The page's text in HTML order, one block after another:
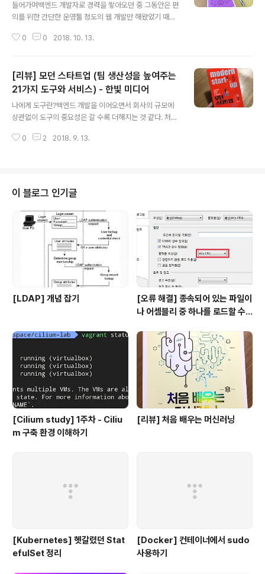
들어가며백엔드 개발자로 경력을 쌓아오던 중 그동안은 편
의를 위한 간단한 운영툴 정도의 웹 개발만 해왔었기 때문
고 개발을 진행해왔었다. 하지만 최근들어서는 서비스를
내 발목을 잡게 되었다. 자바스크립트에 대한 기본이 부족
하고, 라이브러리 사용 경험 또한 적어서 공부의 필요성을
느끼고 강의도 다니며 자바스크립트 학습에 지속적으로 시
간을 들이게 되었다.프론트엔드 개발 중에 가장 고민되고
어려웠던 부분이 ajax를 사용하여 백엔드 서버와 데이터를
주고 받을 때 이 부분을 어떻게 하면 일관되게 처리하고, 버
0 0 2018. 10. 13.
[리뷰] 모던 스타트업 (팀 생산성을 높여주는
21가지 도구와 서비스) - 한빛 미디어
나에게 도구란?백엔드 개발을 이어오면서 회사의 규모에
상관없이 도구의 중요성은 갈 수록 더해지는 것 같다. 처음
다른 도구를 사용하지 않았었다. 그게 불과 7년 전인데 그
픈소스나 상용 프로그램들이 나 또는 팀에서 직접 만드는
것보다 안정적이고 퀄리티가 더 좋다고 생각한다. 그래서
현재 나는 지금 나에게 적합한, 그리고 트렌드에 맞는 도구
들을 찾으려고 애쓰고 있다. 책의 공감 포인트이런 면에서
이 책 모던 스타트업은 굉장히 큰 도움이 되었다. 책이 두껍
지는 않은 만큼 최근 많이 사용되..
0 2 2018. 9. 13.
이 블로그 인기글
[LDAP] 개념 잡기
[오류 해결] 종속되어 있는 파일이
나 어셈블리 중 하나를 로드할 수
[Cilium study] 1주차 - Ciliu
m 구축 환경 이해하기
[리뷰] 처음 배우는 머신러닝
[Kubernetes] 헷갈렸던 Stat
efulSet 정리
[Docker] 컨테이너에서 sudo
사용하기